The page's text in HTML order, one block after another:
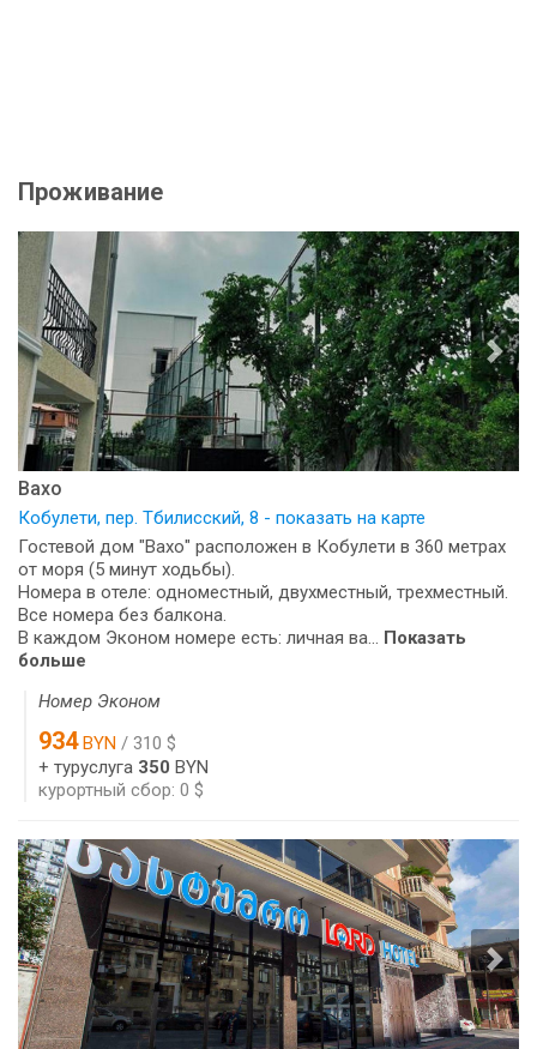
Проживание
Вахо
Кобулети, пер. Тбилисский, 8 - показать на карте
Гостевой дом "Вахо" расположен в Кобулети в 360 метрах
от моря (5 минут ходьбы).
Номера в отеле: одноместный, двухместный, трехместный.
Все номера без балкона.
В каждом Эконом номере есть: личная ва... Показать
больше
Номер Эконом
934BYN / 310 $
+ туруслуга 350 BYN
курортный сбор: 0 $